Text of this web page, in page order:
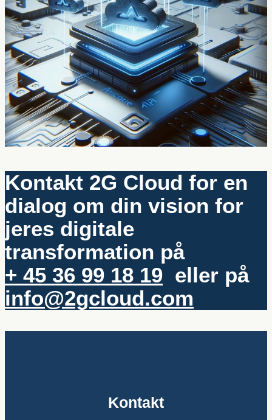
Kontakt 2G Cloud for en
dialog om din vision for
jeres digitale
transformation på
+ 45 36 99 18 19 eller på
info@2gcloud.com
Kontakt